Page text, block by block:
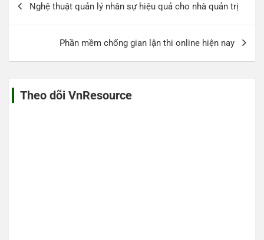
hướng
Nghệ thuật quản lý nhân sự hiệu quả cho nhà quản trị
Phần mềm chống gian lận thi online hiện nay
Theo dõi VnResource